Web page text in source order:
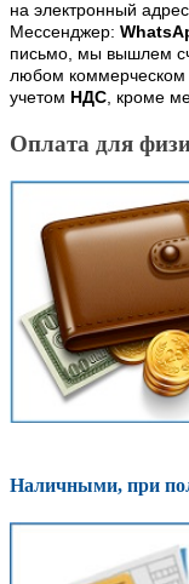
на электронный
Мессенджер:
письмо, мы вышлем
любом коммерческом
учетом НДС, кроме
Оплата для
Наличными, при